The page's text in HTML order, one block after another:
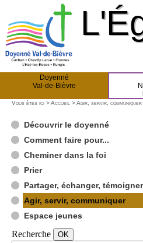
Doyenné
Val-de-Bièvre
Vous êtes ici >Accueil >Agir, servir, communiquer
Découvrir le doyenné
Comment faire pour...
Cheminer dans la foi
Prier
Partager, échanger, témoigner
Agir, servir, communiquer
Espace jeunes
Recherche